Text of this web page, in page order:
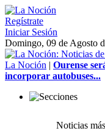
Regístrate
Iniciar Sesión
Domingo, 09 de Agosto
La Noción | Ourense
incorporar autobuses...
Noticias